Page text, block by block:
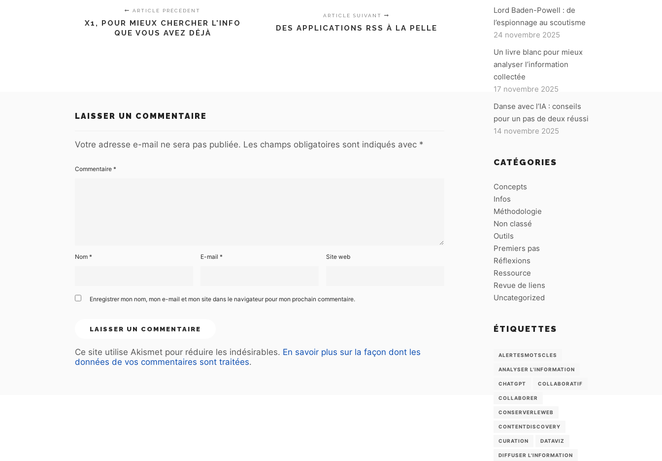
ARTICLE PRÉCÉDENT
X1, POUR MIEUX CHERCHER L'INFO
QUE VOUS AVEZ DÉJÀ
ARTICLE SUIVANT
DES APPLICATIONS RSS À LA PELLE
LAISSER UN COMMENTAIRE
Votre adresse e-mail ne sera pas publiée. Les champs obligatoires sont indiqués avec *
Commentaire *
Nom * E-mail * Site web
Enregistrer mon nom, mon e-mail et mon site dans le navigateur pour mon prochain commentaire.
Ce site utilise Akismet pour réduire les indésirables. En savoir plus sur la façon dont les
données de vos commentaires sont traitées.
Lord Baden-Powell : de
l’espionnage au scoutisme
24 novembre 2025
Un livre blanc pour mieux
analyser l’information
collectée
17 novembre 2025
Danse avec l’IA : conseils
pour un pas de deux réussi
14 novembre 2025
CATÉGORIES
Concepts
Infos
Méthodologie
Non classé
Outils
Premiers pas
Réflexions
Ressource
Revue de liens
Uncategorized
ÉTIQUETTES
ALERTESMOTSCLES
ANALYSER L'INFORMATION
CHATGPT COLLABORATIF
COLLABORER
CONSERVERLEWEB
CONTENTDISCOVERY
CURATION DATAVIZ
DIFFUSER L'INFORMATION